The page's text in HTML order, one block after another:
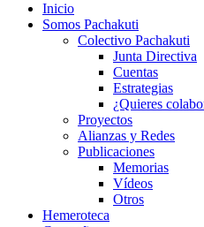
Inicio
Somos Pachakuti
Colectivo Pachakuti
Junta Directiva
Cuentas
Estrategias
¿Quieres
Proyectos
Alianzas y Redes
Publicaciones
Memorias
Vídeos
Otros
Hemeroteca